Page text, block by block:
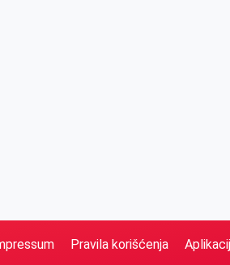
Pravila korišćenja